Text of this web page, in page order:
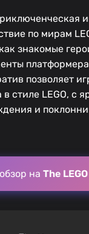
по мирам
знакомые
позволяет
стиле LEGO,
и
на The